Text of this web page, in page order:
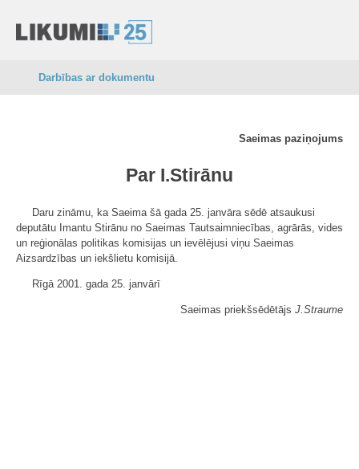
Darbības ar dokumentu
Saeimas paziņojums
Par I.Stirānu
Daru zināmu, ka Saeima šā gada 25. janvāra sēdē atsaukusi
deputātu Imantu Stirānu no Saeimas Tautsaimniecības, agrārās, vides
un reģionālas politikas komisijas un ievēlējusi viņu Saeimas
Aizsardzības un iekšlietu komisijā.
Rīgā 2001. gada 25. janvārī
Saeimas priekšsēdētājs J.Straume